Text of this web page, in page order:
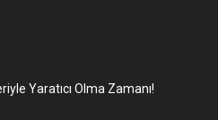
Yaratıcı Olma Zamanı!